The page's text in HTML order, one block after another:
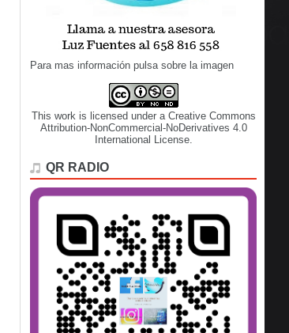
Para mas información pulsa sobre la imagen
This work is licensed under a Creative Commons
Attribution-NonCommercial-NoDerivatives 4.0
International License.
QR RADIO